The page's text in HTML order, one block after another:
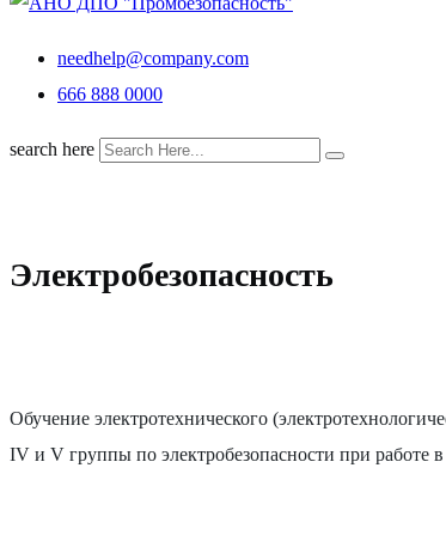
needhelp@company.com
666 888 0000
search here
Электробезопасность
Обучение электротехнического
IV и V группы по электробезопасности при